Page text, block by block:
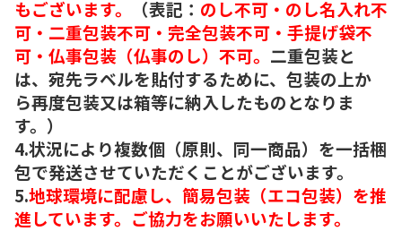
もございます。
（表記： のし不可・のし名入れ不
可・二重包装不可・完全包装不可・手提げ袋不
可・仏事包装（仏事のし）不可。 二重包装と
は、宛先ラベルを貼付するために、包装の上か
ら再度包装又は箱等に納入したものとなりま
す。）
4.状況により複数個（原則、同一商品）を一括梱
包で発送させていただくことがございます。
5.地球環境に配慮し、簡易包装（エコ包装）を推
進しています。ご協力をお願いいたします。